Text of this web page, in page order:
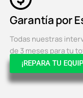
Garantía por
Todas nuestras
de 3 meses para tu
¡REPARA TU